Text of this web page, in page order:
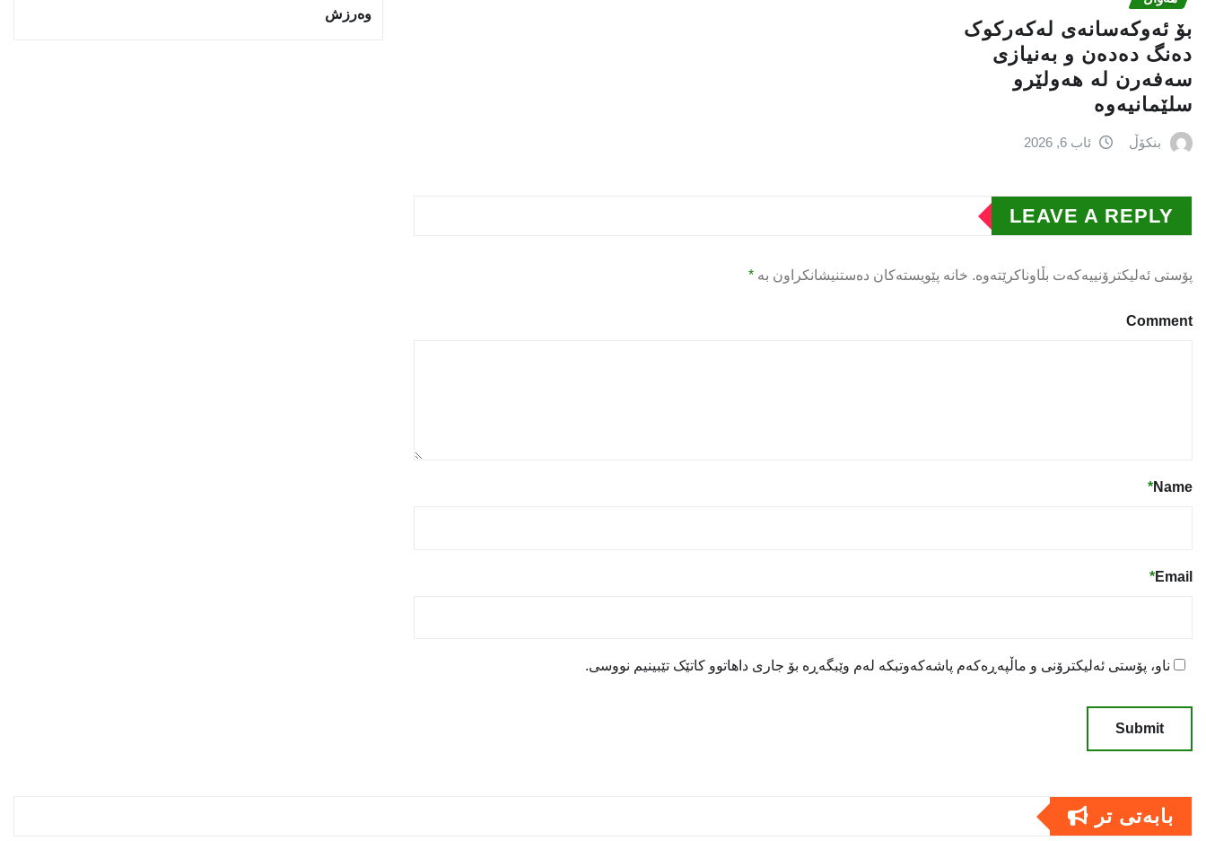
بۆ ئەوکەسانەی لەکەرکوک
دەنگ دەدەن و بەنیازی
سەفەرن لە هەولێرو
سلێمانیەوە
بنکۆڵ ئاب 6, 2026
LEAVE A REPLY
پۆستی ئەلیکترۆنییەکەت بڵاوناکرێتەوە. خانە پێویستەکان دەستنیشانکراون بە *
Comment
Name
*
Email
*
ناو، پۆستی ئەلیکترۆنی و ماڵپەڕەکەم پاشەکەوتبکە لەم وێبگەڕە بۆ جاری داهاتوو کاتێک تێبینیم نووسی.
وەرزش
بابەتى تر